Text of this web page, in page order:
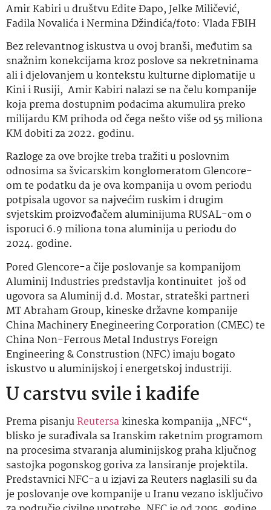
Amir Kabiri u društvu Edite Đapo, Jelke Miličević,
Fadila Novalića i Nermina Džindića/foto: Vlada FBIH
Bez relevantnog iskustva u ovoj branši, međutim sa
snažnim konekcijama kroz poslove sa nekretninama
ali i djelovanjem u kontekstu kulturne diplomatije u
Kini i Rusiji, Amir Kabiri nalazi se na čelu kompanije
koja prema dostupnim podacima akumulira preko
milijardu KM prihoda od čega nešto više od 55 miliona
KM dobiti za 2022. godinu.
Razloge za ove brojke treba tražiti u poslovnim
odnosima sa švicarskim konglomeratom Glencore-
om te podatku da je ova kompanija u ovom periodu
potpisala ugovor sa najvećim ruskim i drugim
svjetskim proizvođačem aluminijuma RUSAL-om o
isporuci 6.9 miliona tona aluminija u periodu do
2024. godine.
Pored Glencore-a čije poslovanje sa kompanijom
Aluminij Industries predstavlja kontinuitet još od
ugovora sa Aluminij d.d. Mostar, strateški partneri
MT Abraham Group, kineske državne kompanije
China Machinery Enegineering Corporation (CMEC) te
China Non-Ferrous Metal Industrys Foreign
Engineering & Construstion (NFC) imaju bogato
iskustvo u aluminijskoj i energetskoj industriji.
U carstvu svile i kadife
Prema pisanjuReutersakineska kompanija „NFC“,
blisko je surađivala sa Iranskim raketnim programom
na procesima stvaranja aluminijskog praha ključnog
sastojka pogonskog goriva za lansiranje projektila.
Predstavnici NFC-a u izjavi za Reuters naglasili su da
je poslovanje ove kompanije u Iranu vezano isključivo